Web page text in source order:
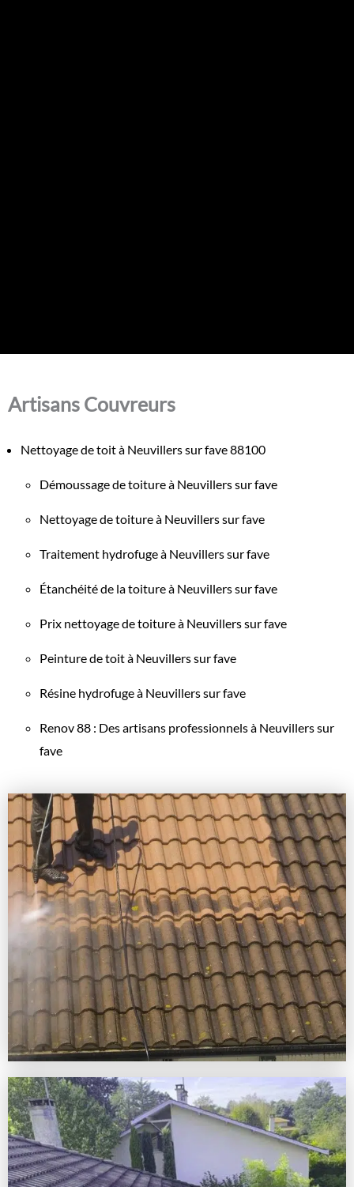
Artisans Couvreurs
Nettoyage de toit à Neuvillers sur fave 88100
Démoussage de toiture à Neuvillers sur fave
Nettoyage de toiture à Neuvillers sur fave
Traitement hydrofuge à Neuvillers sur fave
Étanchéité de la toiture à Neuvillers sur fave
Prix nettoyage de toiture à Neuvillers sur fave
Peinture de toit à Neuvillers sur fave
Résine hydrofuge à Neuvillers sur fave
Renov 88 : Des artisans professionnels à Neuvillers sur
fave